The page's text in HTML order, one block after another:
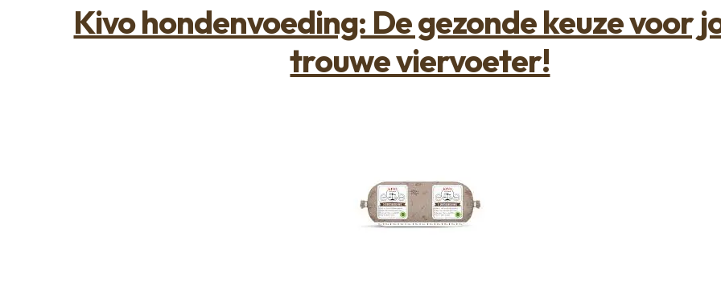
Kivo hondenvoeding: De gezonde keuze voor
trouwe viervoeter!